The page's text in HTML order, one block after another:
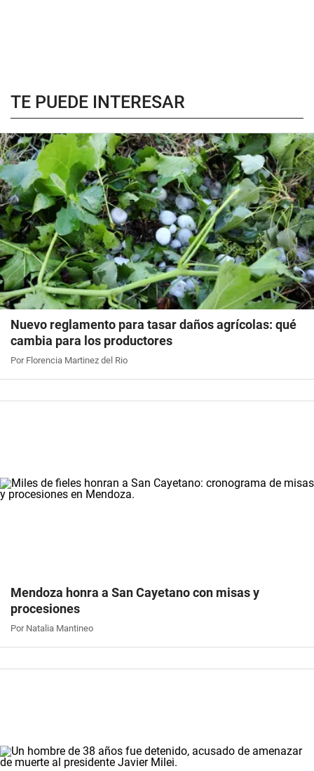
TE PUEDE INTERESAR
Nuevo reglamento para tasar daños agrícolas: qué
cambia para los productores
Por Florencia Martinez del Rio
Mendoza honra a San Cayetano con misas y
procesiones
Por Natalia Mantineo